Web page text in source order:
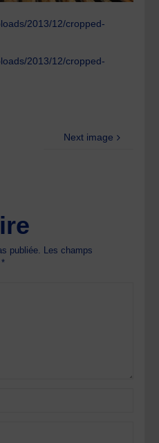
2013/12/cropped-
2013/12/cropped-
Next image
publiée. Les champs
*